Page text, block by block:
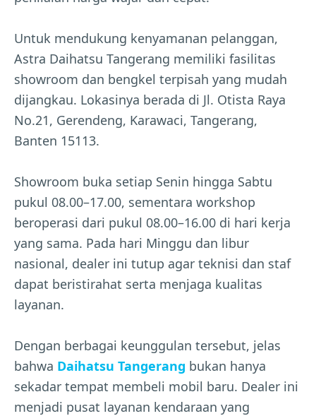
Untuk mendukung kenyamanan pelanggan,
Astra Daihatsu Tangerang memiliki fasilitas
showroom dan bengkel terpisah yang mudah
dijangkau. Lokasinya berada di Jl. Otista Raya
No.21, Gerendeng, Karawaci, Tangerang,
Banten 15113.
Showroom buka setiap Senin hingga Sabtu
pukul 08.00–17.00, sementara workshop
beroperasi dari pukul 08.00–16.00 di hari kerja
yang sama. Pada hari Minggu dan libur
nasional, dealer ini tutup agar teknisi dan staf
dapat beristirahat serta menjaga kualitas
layanan.
Dengan berbagai keunggulan tersebut, jelas
bahwa Daihatsu Tangerang bukan hanya
sekadar tempat membeli mobil baru. Dealer ini
menjadi pusat layanan kendaraan yang